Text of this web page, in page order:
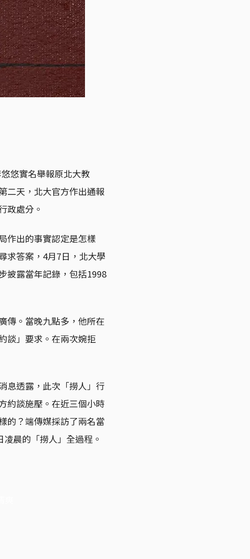
悠實名舉報原北大教
二天，北大官方作出通報
政處分。
作出的事實認定是怎樣
求答案，4月7日，北大學
披露當年記錄，包括1998
傳。當晚九點多，他所在
談」要求。在兩次婉拒
息透露，此次「撈人」行
約談施壓。在近三個小時
的？端傳媒採訪了兩名當
晨的「撈人」全過程。